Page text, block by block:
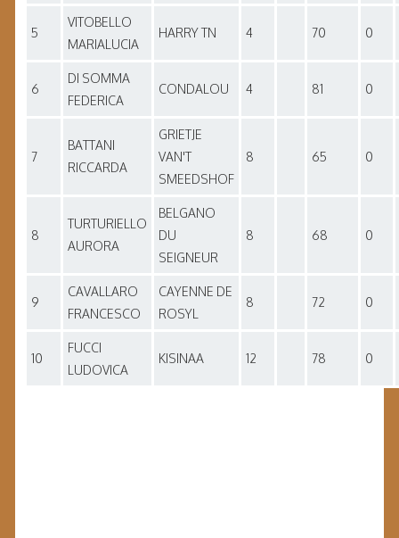
5
VITOBELLO
MARIALUCIA
HARRY TN 4 70 0
6
DI SOMMA
FEDERICA
CONDALOU 4 81 0
7
BATTANI
RICCARDA
GRIETJE
VAN'T
SMEEDSHOF
8 65 0
8
TURTURIELLO
AURORA
BELGANO
DU
SEIGNEUR
8 68 0
9
CAVALLARO
FRANCESCO
CAYENNE DE
ROSYL
8 72 0
10
FUCCI
LUDOVICA
KISINAA 12 78 0